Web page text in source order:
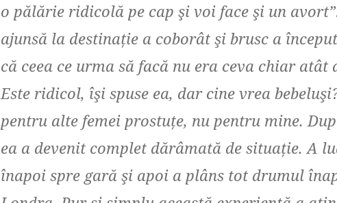
o pălărie ridicolă pe cap şi voi face şi un
ajunsă la destinație a coborât şi brusc a
că ceea ce urma să facă nu era ceva chiar atât
Este ridicol, îşi spuse ea, dar cine vrea
pentru alte femei prostuțe, nu pentru mine.
ea a devenit complet dărâmată de situație. A
înapoi spre gară şi apoi a plâns tot drumul